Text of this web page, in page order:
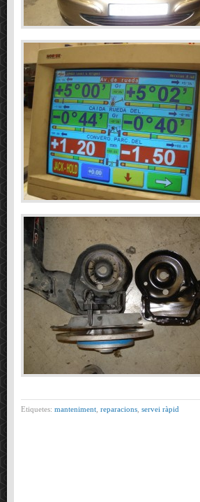
Etiquetes: manteniment reparacions servei ràpid